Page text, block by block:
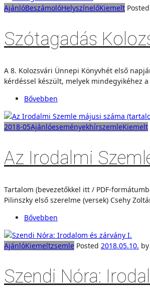
AjánlóBeszámolóHelyszínelőKiemelt Posted
Szótagadás
A 8. Kolozsvári Ünnepi Könyvhét első
kérdéssel készült, melyek mindegyikéhez a
Bővebben
2018-05AjánlóeseményekhírszemleKiemelt
Az Irodalmi
Tartalom (bevezetőkkel itt / PDF-
Pilinszky első szerelme (versek) Csehy
Bővebben
AjánlóKiemeltzsemle Posted 2018.05.10. by
Szendi Nóra: